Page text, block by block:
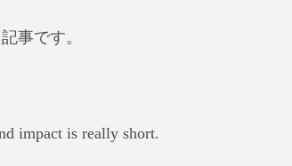
事です。
impact is really short.